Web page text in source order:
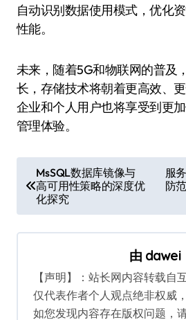
自动识别数据使用模式，优化
性能。
未来，随着5G和物联网的普及
长，存储技术将朝着更高效、更
企业和个人用户也将享受到更
管理体验。
章
导
航
MsSQL数据库镜像与
高可用性策略的深度优
化探究
服
防
由 dawei
【声明】：站长网内容转载自
仅代表作者个人观点绝非权威
如您发现内容存在版权问题，